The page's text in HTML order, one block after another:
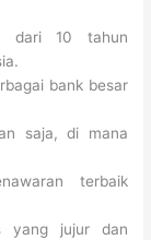
dari 10 tahun
bank besar
saja, di mana
terbaik
yang jujur dan